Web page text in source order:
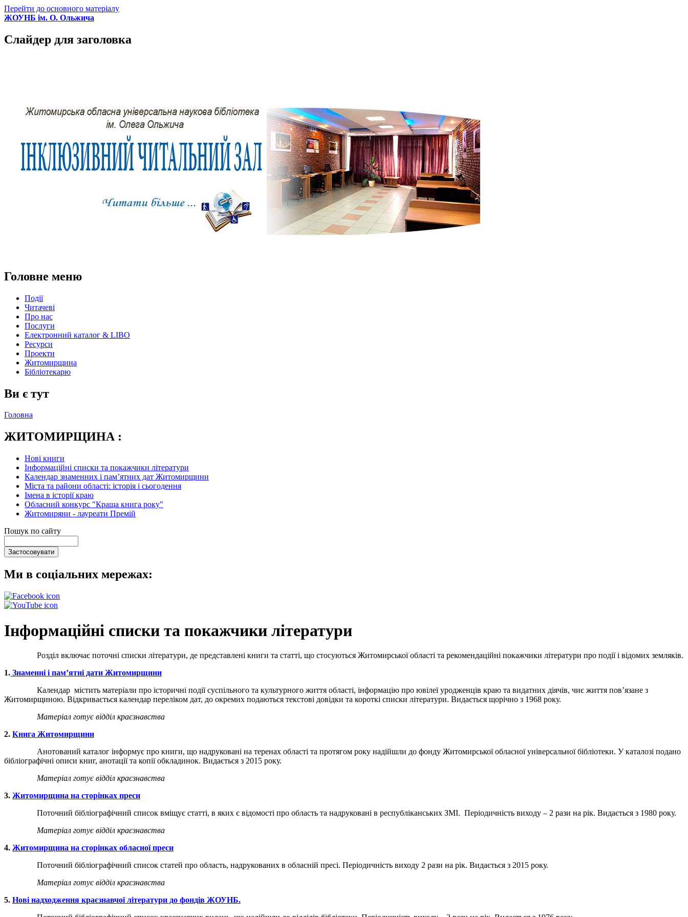
Перейти до основного матеріалу
ЖОУНБ ім. О. Ольжича
Слайдер для заголовка
Головне меню
Події
Читачеві
Про нас
Послуги
Електронний каталог & LIBO
Ресурси
Проекти
Житомирщина
Бібліотекарю
Ви є тут
Головна
ЖИТОМИРЩИНА :
Нові книги
Інформаційні списки та покажчики літератури
Календар знаменних і пам’ятних дат Житомирщини
Міста та райони області: історія і сьогодення
Імена в історії краю
Обласний конкурс "Краща книга року"
Житомиряни - лауреати Премій
Пошук по сайту
Ми в соціальних мережах:
Інформаційні списки та покажчики літератури
Розділ включає поточні списки літератури, де представлені книги та статті, що стосуються Житомирської області та рекомендаційні покажчики літератури про події і відомих земляків.
1. Знаменні і пам’ятні дати Житомирщини
Календар містить матеріали про історичні події суспільного та культурного життя області, інформацію про ювілеї уродженців краю та видатних діячів, чиє життя пов’язане з
Житомирщиною. Відкривається календар переліком дат, до окремих подаються текстові довідки та короткі списки літератури. Видається щорічно з 1968 року.
Матеріал готує відділ краєзнавства
2. Книга Житомирщини
Анотований каталог інформує про книги, що надруковані на теренах області та протягом року надійшли до фонду Житомирської обласної універсальної бібліотеки. У каталозі подано
бібліографічні описи книг, анотації та копії обкладинок. Видається з 2015 року.
Матеріал готує відділ краєзнавства
3. Житомирщина на сторінках преси
Поточний бібліографічний список вміщує статті, в яких є відомості про область та надруковані в республіканських ЗМІ. Періодичність виходу – 2 рази на рік. Видається з 1980 року.
Матеріал готує відділ краєзнавства
4. Житомирщина на сторінках обласної преси
Поточний бібліографічний список статей про область, надрукованих в обласній пресі. Періодичність виходу 2 рази на рік. Видається з 2015 року.
Матеріал готує відділ краєзнавства
5. Нові надходження краєзнавчої літератури до фондів ЖОУНБ.